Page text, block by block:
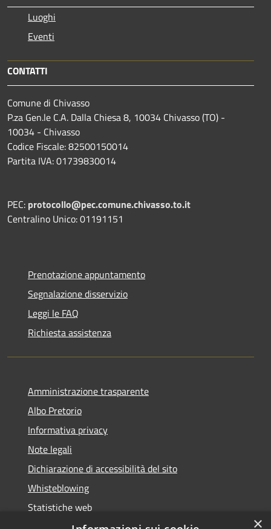
Luoghi
Eventi
CONTATTI
Comune di Chivasso
P.za Gen.le C.A. Dalla Chiesa 8, 10034 Chivasso (TO) -
10034 - Chivasso
Codice Fiscale: 82500150014
Partita IVA: 01739830014
PEC: protocollo@pec.comune.chivasso.to.it
Centralino Unico: 01191151
Prenotazione appuntamento
Segnalazione disservizio
Leggi le FAQ
Richiesta assistenza
Amministrazione trasparente
Albo Pretorio
Informativa privacy
Note legali
Dichiarazione di accessibilità del sito
Whisteblowing
Statistiche web
×